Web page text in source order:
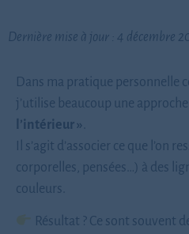
Dernière mise à jour : 4 décembre
Dans ma pratique personnelle
j’utilise beaucoup une
l’intérieur »
Il s’agit d’associer ce que l’on
corporelles, pensées…) à des
couleurs.
Résultat ? Ce sont souvent